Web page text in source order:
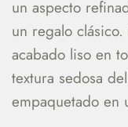
un aspecto
un regalo
acabado liso en
textura sedosa
empaquetado en